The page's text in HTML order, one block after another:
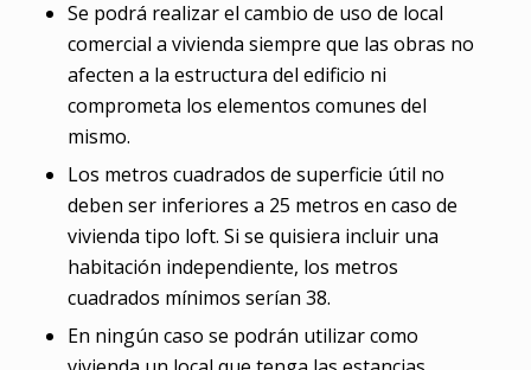
Se podrá realizar el cambio de uso de local
comercial a vivienda siempre que las obras no
afecten a la estructura del edificio ni
comprometa los elementos comunes del
mismo.
Los metros cuadrados de superficie útil no
deben ser inferiores a 25 metros en caso de
vivienda tipo loft. Si se quisiera incluir una
habitación independiente, los metros
cuadrados mínimos serían 38.
En ningún caso se podrán utilizar como